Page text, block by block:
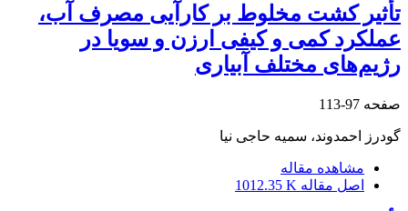
تأثیر کشت مخلوط بر کارآیی مصرف آب،
عملکرد کمی و کیفی ارزن و سویا در
رژیم‌های مختلف آبیاری
صفحه 97-113
گودرز احمدوند، سمیه حاجی نیا
مشاهده مقاله
اصل مقاله 1012.35 K